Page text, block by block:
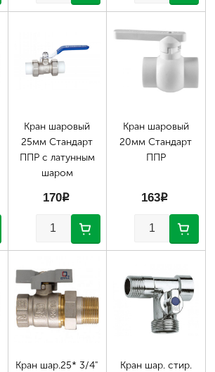
Кран шаровый
25мм Стандарт
ППР с латунным
шаром
170p
Кран шаровый
20мм Стандарт
ППР
163p
Кран шар.25* 3/4"
Кран шар. стир.